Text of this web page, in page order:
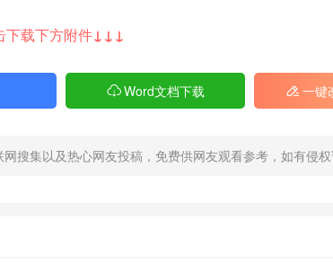
！原来他们根本没想活着落地！[语速加快][紧张音
能！汤姆一边用法律条文拖延时间，一边组织乘
下载下方附件↓↓↓
Word文档下载 一键
搜集以及热心网友投稿，免费供网友观看参考，如有侵